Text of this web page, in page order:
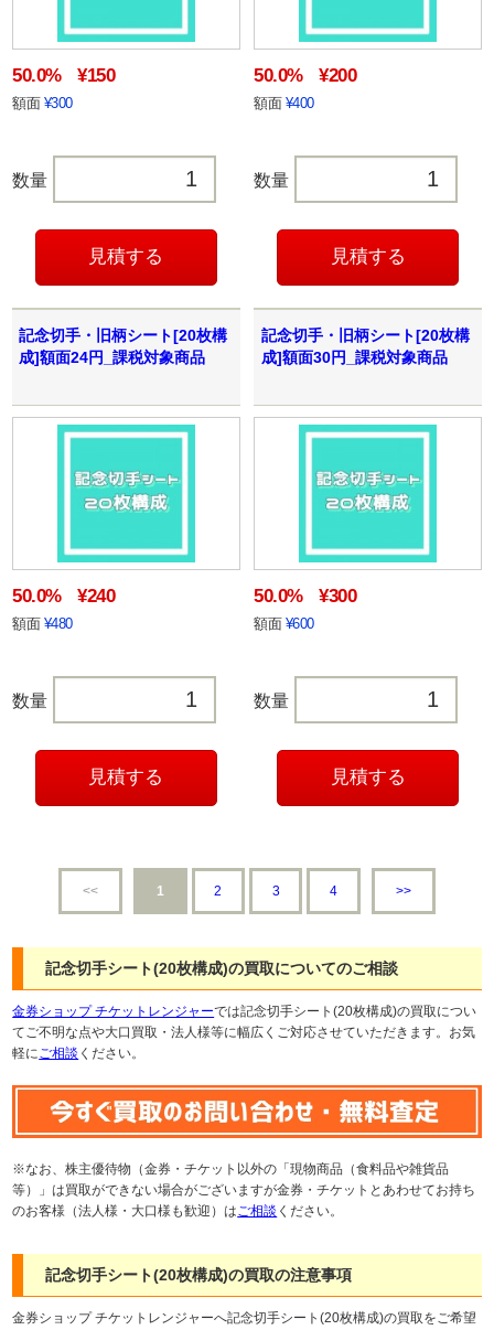
50.0% ¥150
額面 ¥300
数量
50.0% ¥200
額面 ¥400
数量
記念切手・旧柄シート[20枚構
成]額面24円_課税対象商品
50.0% ¥240
額面 ¥480
数量
記念切手・旧柄シート[20枚構
成]額面30円_課税対象商品
50.0% ¥300
額面 ¥600
数量
<< 1 2 3 4 >>
記念切手シート(20枚構成)の買取についてのご相談
金券ショップ チケットレンジャーでは記念切手シート(20枚構成)の買取につい
てご不明な点や大口買取・法人様等に幅広くご対応させていただきます。お気
軽にご相談 ください。
※なお、株主優待物（金券・チケット以外の「現物商品（食料品や雑貨品
等）」は買取ができない場合がございますが金券・チケットとあわせてお持ち
のお客様（法人様・大口様も歓迎）はご相談 ください。
記念切手シート(20枚構成)の買取の注意事項
金券ショップ チケットレンジャーへ記念切手シート(20枚構成)の買取をご希望